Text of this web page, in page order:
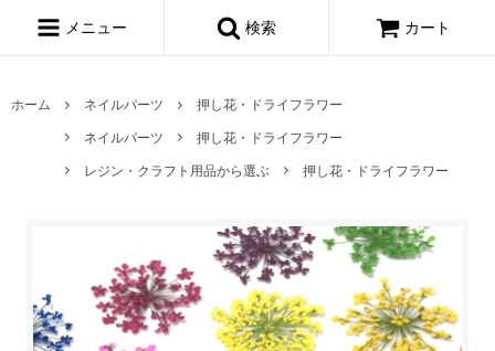
メニュー 検索 カート
ホーム ネイルパーツ
押し花・ドライフラワー
ネイルパーツ
押し花・ドライフラワー
レジン・クラフト用品から選ぶ
押し花・ドライフラワー